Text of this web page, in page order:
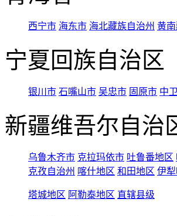
西宁市 海东市 海北藏族自治州 黄
宁夏回族自治区
银川市 石嘴山市 吴忠市 固原市 中
新疆维吾尔自治
乌鲁木齐市 克拉玛依市 吐鲁番地区
克孜自治州 喀什地区 和田地区 伊
塔城地区 阿勒泰地区 直辖县级